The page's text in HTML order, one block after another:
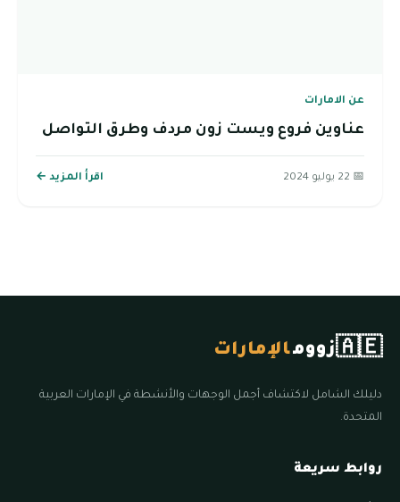
عن الامارات
عناوين فروع ويست زون مردف وطرق التواصل
📅 22 يوليو 2024 اقرأ المزيد ←
🇦🇪زوومالإمارات
دليلك الشامل لاكتشاف أجمل الوجهات والأنشطة في الإمارات العربية
المتحدة.
روابط سريعة